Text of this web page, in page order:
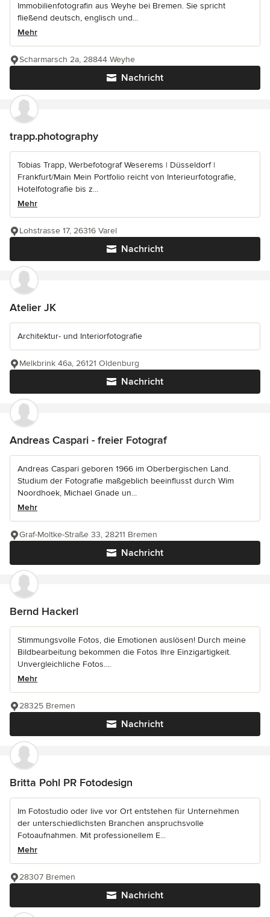
Immobilienfotografin aus Weyhe bei Bremen. Sie spricht
fließend deutsch, englisch und...
Mehr
Nachricht
Scharmarsch 2a, 28844 Weyhe
trapp.photography
Tobias Trapp, Werbefotograf Weserems | Düsseldorf |
Frankfurt/Main Mein Portfolio reicht von Interieurfotografie,
Hotelfotografie bis z...
Mehr
Nachricht
Lohstrasse 17, 26316 Varel
Atelier JK
Architektur- und Interiorfotografie
Nachricht
Melkbrink 46a, 26121 Oldenburg
Andreas Caspari - freier Fotograf
Andreas Caspari geboren 1966 im Oberbergischen Land.
Studium der Fotografie maßgeblich beeinflusst durch Wim
Noordhoek, Michael Gnade un...
Mehr
Nachricht
Graf-Moltke-Straße 33, 28211 Bremen
Bernd Hackerl
Stimmungsvolle Fotos, die Emotionen auslösen! Durch meine
Bildbearbeitung bekommen die Fotos Ihre Einzigartigkeit.
Unvergleichliche Fotos....
Mehr
Nachricht
28325 Bremen
Britta Pohl PR Fotodesign
Im Fotostudio oder live vor Ort entstehen für Unternehmen
der unterschiedlichsten Branchen anspruchsvolle
Fotoaufnahmen. Mit professionellem E...
Mehr
Nachricht
28307 Bremen